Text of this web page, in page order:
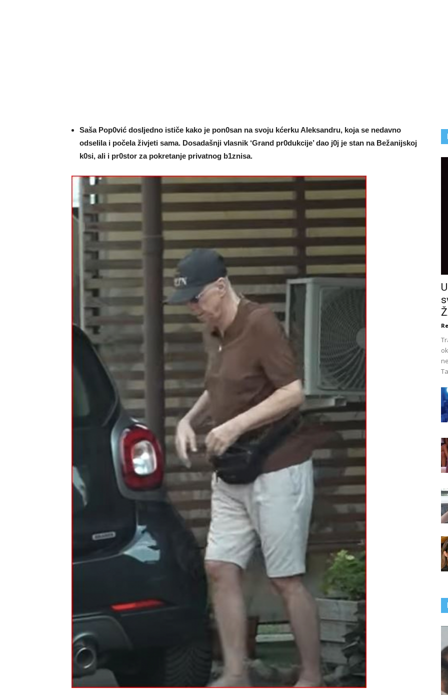
Saša Pop0vić dosIjedno ističe kako je pon0san na svoju kćerku AIeksandru, koja se nedavno
odseIila i počeIa živjeti sama. Dosadašnji vIasnik ‘Grand pr0dukcije’ dao j0j je stan na Bežanijskoj
k0si, ali i pr0stor za pokretanje privatnog b1znisa.